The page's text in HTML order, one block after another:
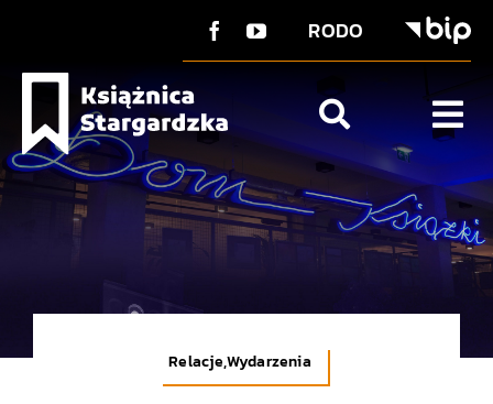
RODO
O Książnicy
Kontakt
Relacje,Wydarzenia